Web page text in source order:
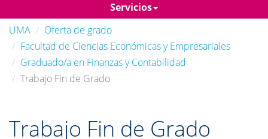
Servicios
UMA
Oferta de grado
Facultad de Ciencias Económicas y Empresariales
Graduado/a en Finanzas y Contabilidad
Trabajo Fin de Grado
Trabajo Fin de Grado